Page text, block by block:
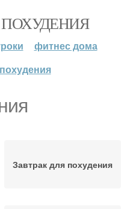
фитнес дома
Завтрак для похудения